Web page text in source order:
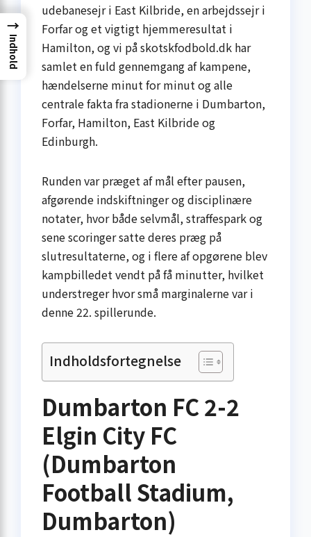
udebanesejr i East Kilbride, en arbejdssejr i
Forfar og et vigtigt hjemmeresultat i
Hamilton, og vi på skotskfodbold.dk har
samlet en fuld gennemgang af kampene,
hændelserne minut for minut og alle
centrale fakta fra stadionerne i Dumbarton,
Forfar, Hamilton, East Kilbride og
Edinburgh.
Runden var præget af mål efter pausen,
afgørende indskiftninger og disciplinære
notater, hvor både selvmål, straffespark og
sene scoringer satte deres præg på
slutresultaterne, og i flere af opgørene blev
kampbilledet vendt på få minutter, hvilket
understreger hvor små marginalerne var i
denne 22. spillerunde.
Indholdsfortegnelse
Dumbarton FC 2-2
Elgin City FC
(Dumbarton
Football Stadium,
Dumbarton)
→
Indhold